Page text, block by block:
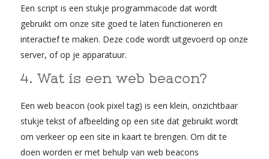
Een script is een stukje programmacode dat wordt
gebruikt om onze site goed te laten functioneren en
interactief te maken. Deze code wordt uitgevoerd op onze
server, of op je apparatuur.
4. Wat is een web beacon?
Een web beacon (ook pixel tag) is een klein, onzichtbaar
stukje tekst of afbeelding op een site dat gebruikt wordt
om verkeer op een site in kaart te brengen. Om dit te
doen worden er met behulp van web beacons